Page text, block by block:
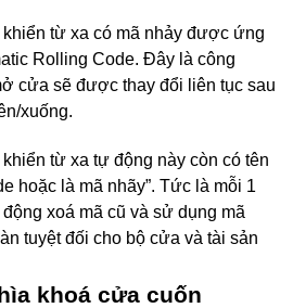
từ xa có mã nhảy được ứng
Rolling Code. Đây là công
cửa sẽ được thay đổi liên tục sau
xuống.
từ xa tự động này còn có tên
hoặc là mã nhãy”. Tức là mỗi 1
xoá mã cũ và sử dụng mã
tuyệt đối cho bộ cửa và tài sản
khoá cửa cuốn